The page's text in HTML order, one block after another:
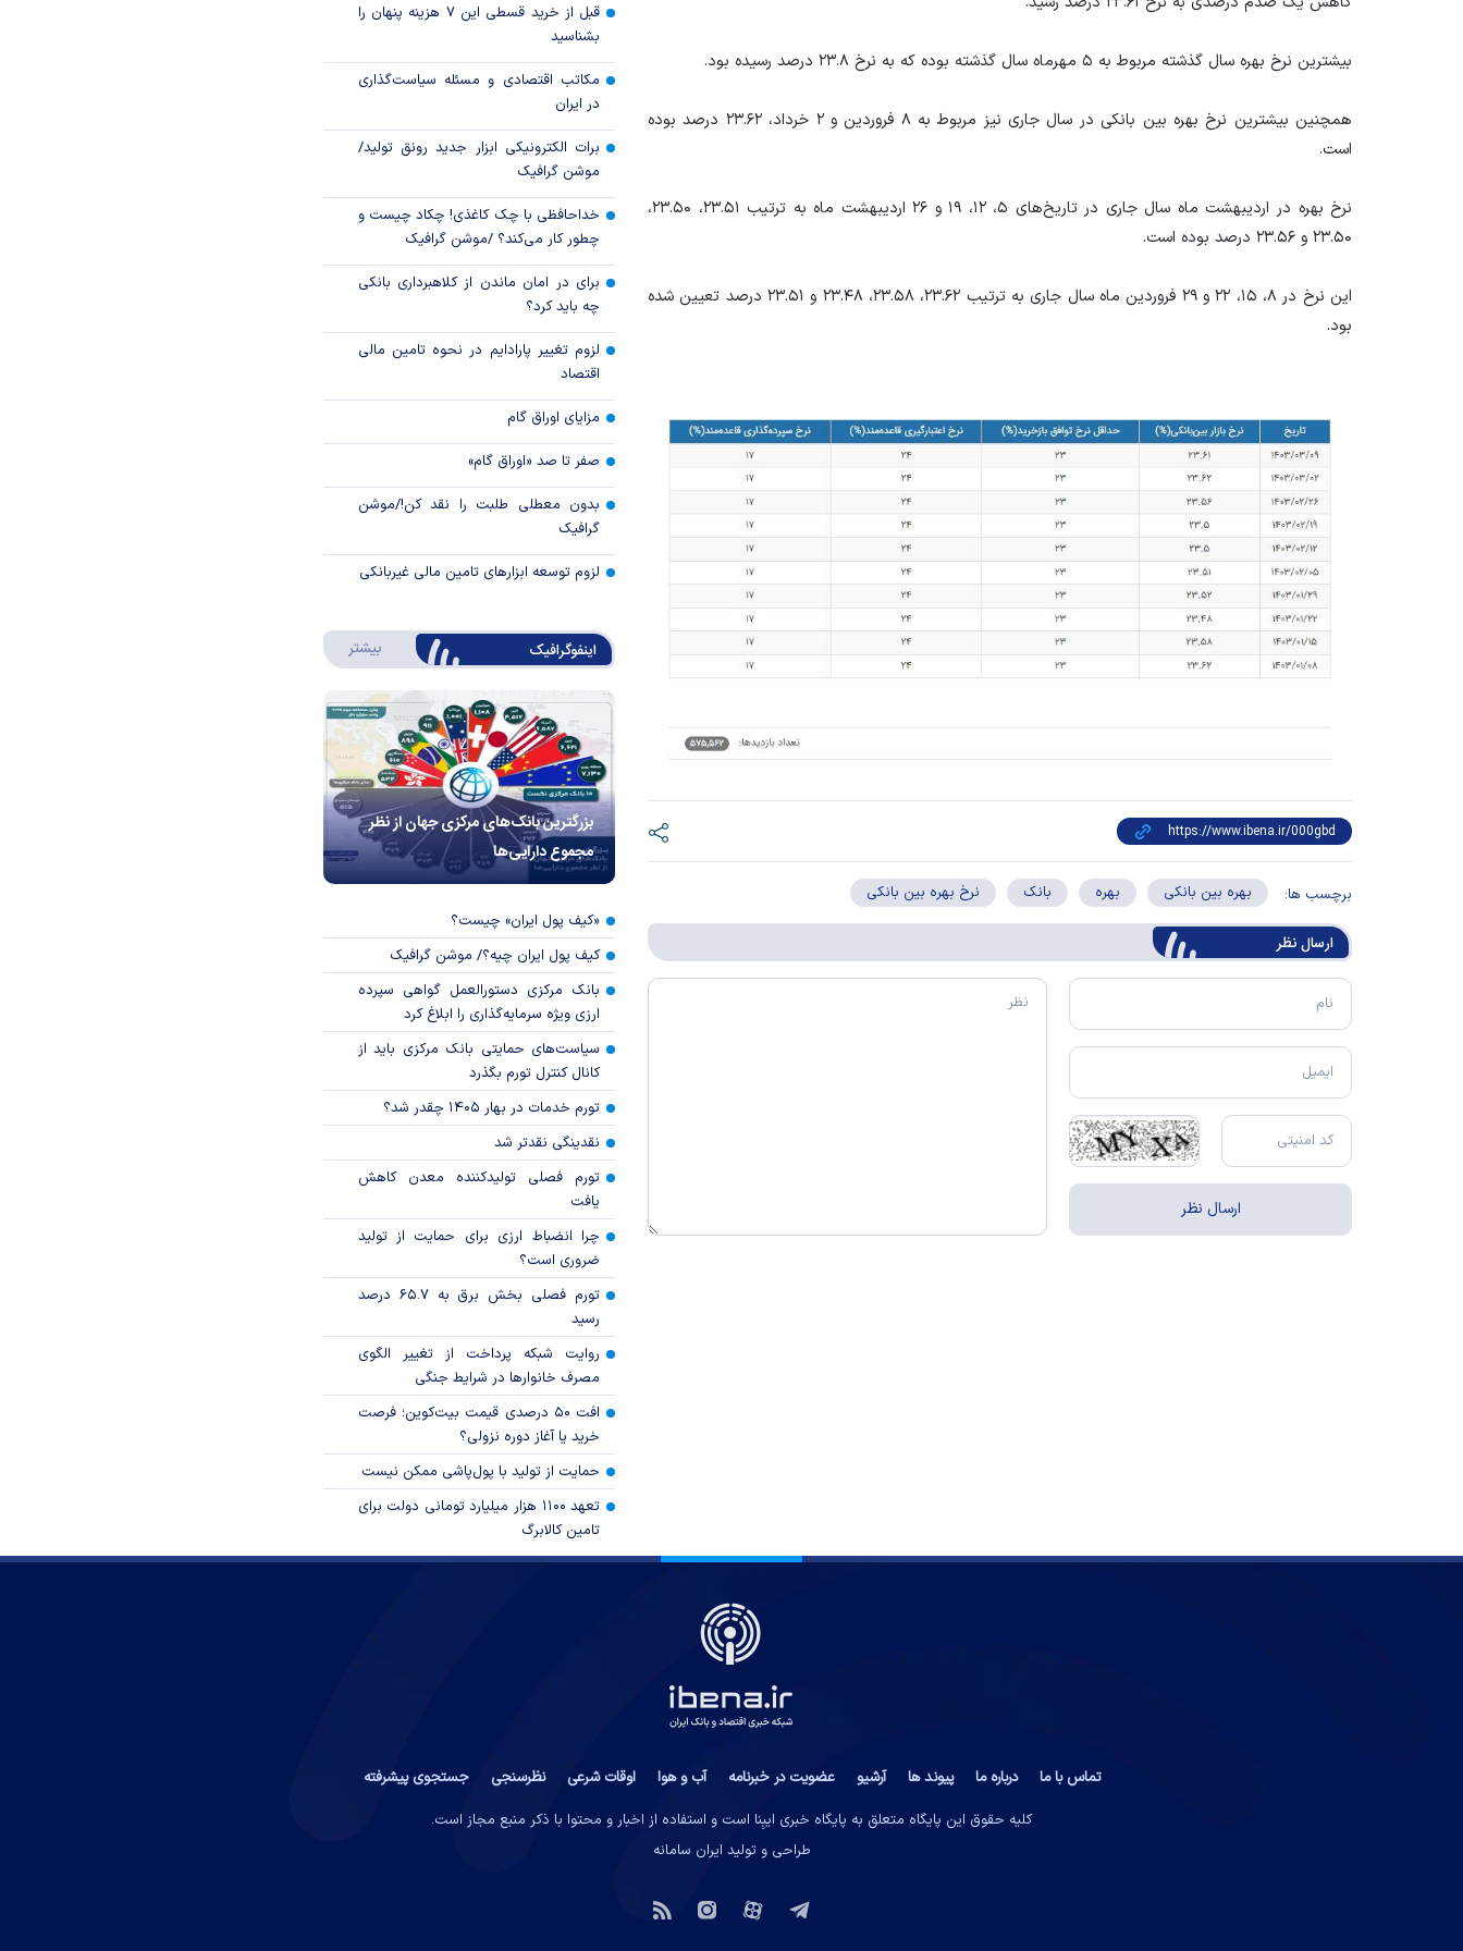
بیشترین نرخ بهره سال گذشته مربوط به ۵ مهرماه سال گذشته بوده که به نرخ ۲۳.۸ درصد رسیده بود.
همچنین بیشترین نرخ بهره بین بانکی در سال جاری نیز مربوط به ۸ فروردین و ۲ خرداد، ۲۳.۶۲ درصد بوده
است.
نرخ بهره در اردیبهشت ماه سال جاری در تاریخ‌های ۵، ۱۲، ۱۹ و ۲۶ اردیبهشت ماه به ترتیب ۲۳.۵۱، ۲۳.۵۰،
۲۳.۵۰ و ۲۳.۵۶ درصد بوده است.
این نرخ در ۸، ۱۵، ۲۲ و ۲۹ فروردین ماه سال جاری به ترتیب ۲۳.۶۲، ۲۳.۵۸، ۲۳.۴۸ و ۲۳.۵۱ درصد تعیین شده
بود.
برچسب ها: بهره بین بانکی بهره بانک نرخ بهره بین بانکی
ارسال‌ نظر
خدمات بانک تجارت در یک نگاه
رئیس کل بانک مرکزی از موسسه
مطبوعاتی بازار پول و ارز بازدید کرد
قبل از خرید قسطی این ۷ هزینه پنهان را
بشناسید
مکاتب اقتصادی و مسئله سیاست‌گذاری
در ایران
برات الکترونیکی ابزار جدید رونق تولید/
موشن گرافیک
خداحافظی با چک کاغذی! چکاد چیست و
چطور کار می‌کند؟ /موشن گرافیک
برای در امان ماندن از کلاهبرداری بانکی
چه باید کرد؟
لزوم تغییر پارادایم در نحوه تامین مالی
اقتصاد
مزایای اوراق گام
صفر تا صد «اوراق گام»
بدون معطلی طلبت را نقد کن!/موشن
گرافیک
لزوم توسعه ابزارهای تامین مالی غیربانکی
اینفوگرافیک بیشتر درباره اینفوگرافیک
بزرگترین بانک‌های مرکزی جهان از نظر
مجموع دارایی‌ها
«کیف پول ایران» چیست؟
کیف پول ایران چیه؟/ موشن گرافیک
بانک مرکزی دستورالعمل گواهی سپرده
ارزی ویژه سرمایه‌گذاری را ابلاغ کرد
سیاست‌های حمایتی بانک مرکزی باید از
کانال کنترل تورم بگذرد
تورم خدمات در بهار ۱۴۰۵ چقدر شد؟
نقدینگی نقدتر شد
تورم فصلی تولیدکننده معدن کاهش
یافت
چرا انضباط ارزی برای حمایت از تولید
ضروری است؟
تورم فصلی بخش برق به ۶۵.۷ درصد
رسید
روایت شبکه پرداخت از تغییر الگوی
مصرف خانوار‌ها در شرایط جنگی
افت ۵۰ درصدی قیمت بیت‌کوین؛ فرصت
خرید یا آغاز دوره نزولی؟
حمایت از تولید با پول‌پاشی ممکن نیست
تعهد ۱۱۰۰ هزار میلیارد تومانی دولت برای
تامین کالابرگ
تماس با ما درباره ما پیوند ها آرشیو عضویت در خبرنامه آب و هوا اوقات شرعی نظرسنجی
جستجوی پیشرفته
کلیه حقوق این پایگاه متعلق به پایگاه خبری ایبِنا است و استفاده از اخبار و محتوا با ذکر منبع مجاز است.
طراحی و تولید ایران سامانه